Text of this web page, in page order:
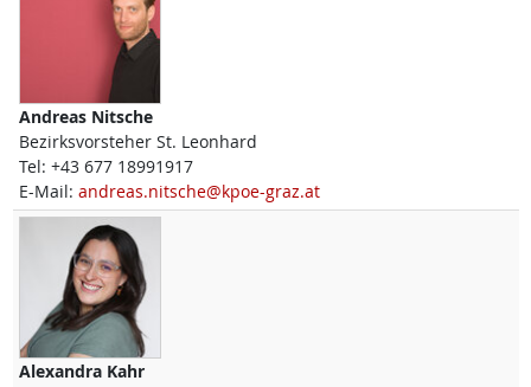
Andreas Nitsche
Bezirksvorsteher St. Leonhard
Tel: +43 677 18991917
E-Mail: andreas.nitsche@kpoe-graz.at
Alexandra Kahr